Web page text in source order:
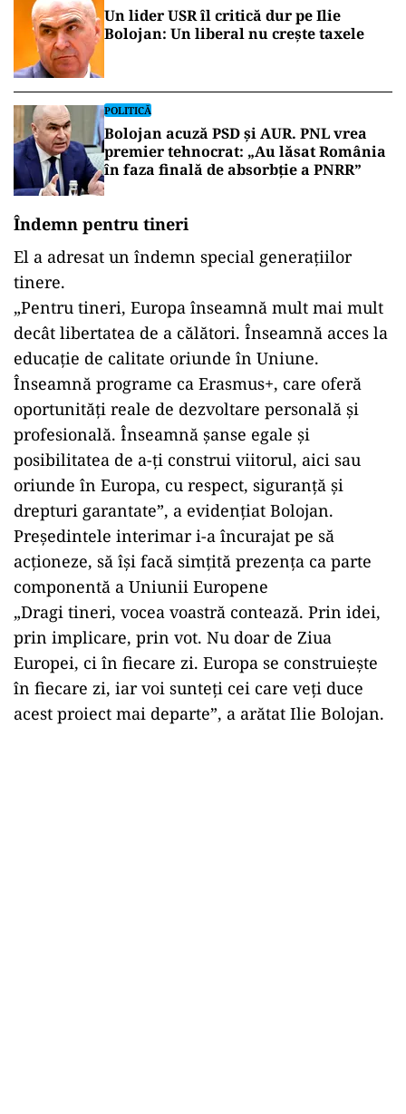
Un lider USR îl critică dur pe Ilie
Bolojan: Un liberal nu crește taxele
POLITICĂ
Bolojan acuză PSD și AUR. PNL vrea
premier tehnocrat: „Au lăsat România
în faza finală de absorbţie a PNRR”
Îndemn pentru tineri
El a adresat un îndemn special generațiilor
tinere.
„Pentru tineri, Europa înseamnă mult mai mult
decât libertatea de a călători. Înseamnă acces la
educație de calitate oriunde în Uniune.
Înseamnă programe ca Erasmus+, care oferă
oportunități reale de dezvoltare personală și
profesională. Înseamnă șanse egale și
posibilitatea de a-ți construi viitorul, aici sau
oriunde în Europa, cu respect, siguranță și
drepturi garantate”, a evidențiat Bolojan.
Președintele interimar i-a încurajat pe să
acționeze, să își facă simțită prezența ca parte
componentă a Uniunii Europene
„Dragi tineri, vocea voastră contează. Prin idei,
prin implicare, prin vot. Nu doar de Ziua
Europei, ci în fiecare zi. Europa se construiește
în fiecare zi, iar voi sunteți cei care veți duce
acest proiect mai departe”, a arătat Ilie Bolojan.